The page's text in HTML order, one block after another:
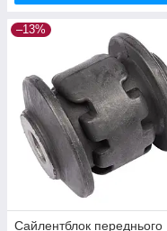
–13%
Сайлентблок переднього